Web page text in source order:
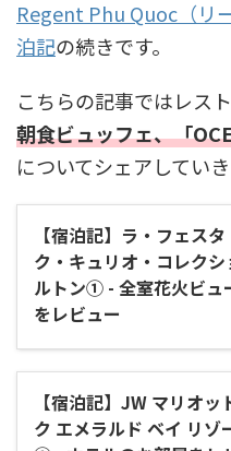
Regent Phu Quoc（リ
泊記の続きです。
こちらの記事ではレス
朝食ビュッフェ、「
についてシェアしていき
【宿泊記】ラ・フェス
ク・キュリオ・コレク
ルトン① - 全室花火ビュ
をレビュー
【宿泊記】JW マリオッ
ク エメラルド ベイ リゾ